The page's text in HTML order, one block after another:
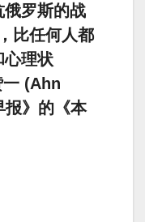
俄罗斯的战
比任何人都
心理状
一 (Ahn
》的《本